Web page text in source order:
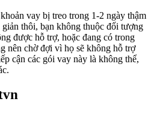
vay bị treo trong 1-2 ngày thậm
thôi, bạn không thuộc đối tượng
được hỗ trợ, hoặc đang có trong
nên chờ đợi vì họ sẽ không hỗ trợ
cận các gói vay này là không thể,